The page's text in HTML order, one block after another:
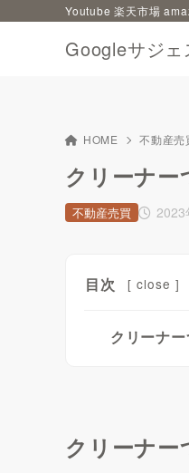
Googleサジ
Youtube 楽天市場
HOME 不動産売
クリーナ
2023
不動産売買
目次 [ close ]
クリーナ
クリーナ